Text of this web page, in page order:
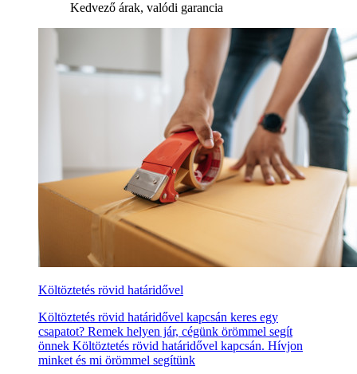
Kedvező árak, valódi garancia
Költöztetés rövid határidővel
Költöztetés rövid határidővel kapcsán keres egy
csapatot? Remek helyen jár, cégünk örömmel segít
önnek Költöztetés rövid határidővel kapcsán. Hívjon
minket és mi örömmel segítünk